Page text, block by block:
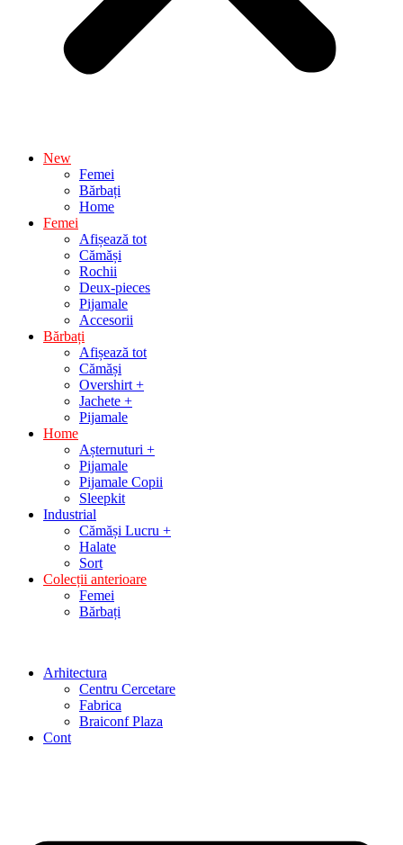
New
Femei
Bărbați
Home
Femei
Afișează tot
Cămăși
Rochii
Deux-pieces
Pijamale
Accesorii
Bărbați
Afișează tot
Cămăși
Overshirt +
Jachete +
Pijamale
Home
Așternuturi +
Pijamale
Pijamale Copii
Sleepkit
Industrial
Cămăși Lucru +
Halate
Sort
Colecții anterioare
Femei
Bărbați
Arhitectura
Centru Cercetare
Fabrica
Braiconf Plaza
Cont